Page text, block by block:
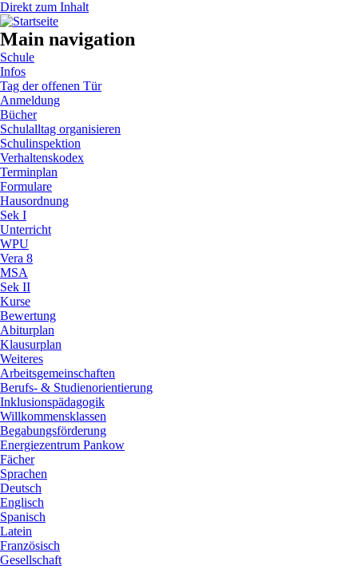
Direkt zum Inhalt
Main navigation
Schule
Infos
Tag der offenen Tür
Anmeldung
Bücher
Schulalltag organisieren
Schulinspektion
Verhaltenskodex
Terminplan
Formulare
Hausordnung
Sek I
Unterricht
WPU
Vera 8
MSA
Sek II
Kurse
Bewertung
Abiturplan
Klausurplan
Weiteres
Arbeitsgemeinschaften
Berufs- & Studienorientierung
Inklusionspädagogik
Willkommensklassen
Begabungsförderung
Energiezentrum Pankow
Fächer
Sprachen
Deutsch
Englisch
Spanisch
Latein
Französisch
Gesellschaft